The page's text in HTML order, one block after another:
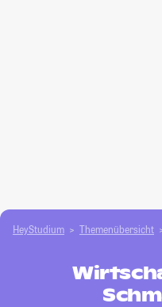
HeyStudium Themenübersicht